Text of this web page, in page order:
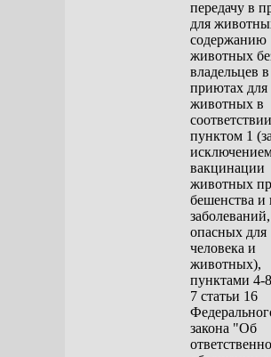
передачу в
для
содержанию
животных
владельцев в
приютах для
животных в
пунктом 1
вакцинации
животных
бешенства
заболеваний,
опасных для
человека и
животных),
пунктами 4-
7 статьи 16
закона "Об